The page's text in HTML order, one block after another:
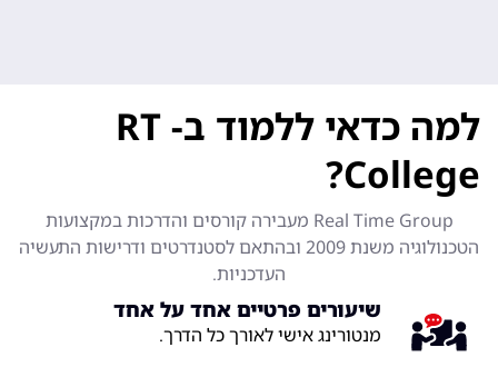
למה כדאי ללמוד ב- RT
College?
Real Time Group מעבירה קורסים והדרכות במקצועות
הטכנולוגיה משנת 2009 ובהתאם לסטנדרטים ודרישות התעשיה
העדכניות.
שיעורים פרטיים אחד על אחד
מנטורינג אישי לאורך כל הדרך.​